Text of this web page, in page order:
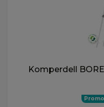
Komperdell